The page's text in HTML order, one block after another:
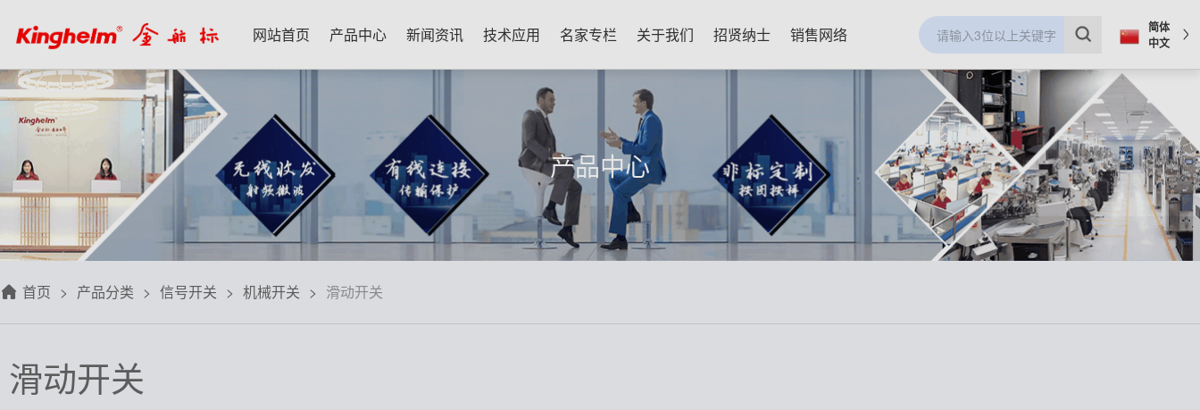
网站首页 产品中心
产品中心
射频微波天线
射频线转接线
板端座子弹片
滤波器双工器
信号开关
新闻资讯
新闻资讯
每日芯闻
行业资讯
三八八问
人文荟萃
华强北小百科
技术应用
技术应用
每日一品
应用案例
技术交流
名家专栏
名家专栏
宋仕强
林雪萍
齐大峰
刘大成
朱军山
关于我们
关于我们
关于我们
联系我们
用户协议
隐私政策
免费样品
招贤纳士 销售网络
简体
中文
产品中心
首页 产品分类 信号开关 机械开关 滑动开关
滑动开关